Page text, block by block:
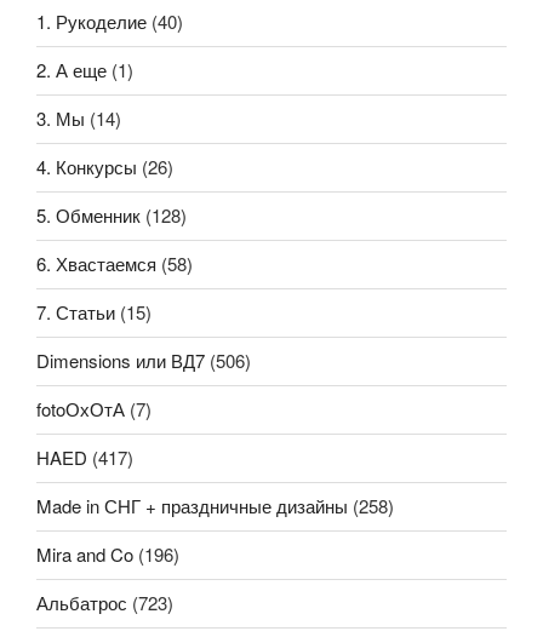
1. Рукоделие (40)
2. А еще (1)
3. Мы (14)
4. Конкурсы (26)
5. Обменник (128)
6. Хвастаемся (58)
7. Статьи (15)
Dimensions или ВД7 (506)
fotoОхОтА (7)
HAED (417)
Made in СНГ + праздничные дизайны (258)
Mira and Co (196)
Альбатрос (723)